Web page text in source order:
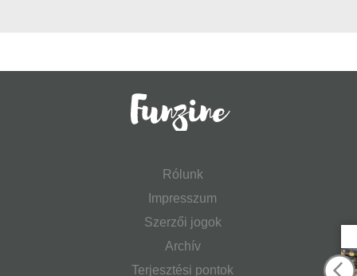
Rólunk
Impresszum
Szerzői jogok
Archív
Terjesztési pontok